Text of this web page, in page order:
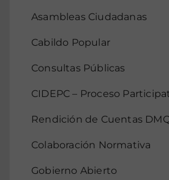
Asambleas Ciudadanas
Cabildo Popular
Consultas Públicas
CIDEPC – Proceso
Rendición de Cuentas
Colaboración Normativa
Gobierno Abierto